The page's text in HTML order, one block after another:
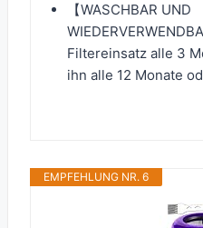
【WASCHBAR UND
Filtereinsatz alle 3
ihn alle 12 Monate
EMPFEHLUNG NR. 6